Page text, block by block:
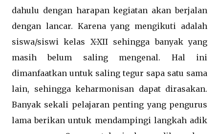
dahulu dengan harapan kegiatan akan berjalan
dengan lancar. Karena yang mengikuti adalah
siswa/siswi kelas X-XII sehingga banyak yang
masih belum saling mengenal. Hal ini
dimanfaatkan untuk saling tegur sapa satu sama
lain, sehingga keharmonisan dapat dirasakan.
Banyak sekali pelajaran penting yang pengurus
lama berikan untuk mendampingi langkah adik